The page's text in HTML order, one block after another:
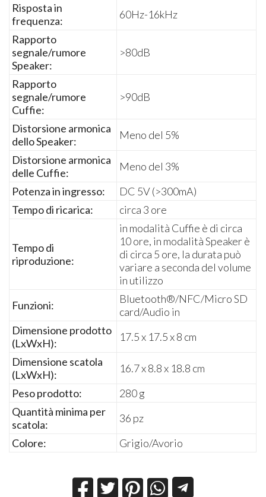
Risposta in
frequenza:
60Hz-16kHz
Rapporto
segnale/rumore
Speaker:
>80dB
Rapporto
segnale/rumore
Cuffie:
>90dB
Distorsione armonica
dello Speaker:
Meno del 5%
Distorsione armonica
delle Cuffie:
Meno del 3%
Potenza in ingresso:
DC 5V (>300mA)
Tempo di ricarica:
circa 3 ore
Tempo di
riproduzione:
in modalità Cuffie è di circa
10 ore, in modalità Speaker è
di circa 5 ore, la durata può
variare a seconda del volume
in utilizzo
Funzioni:
Bluetooth®/NFC/Micro SD
card/Audio in
Dimensione prodotto
(LxWxH):
17.5 x 17.5 x 8 cm
Dimensione scatola
(LxWxH):
16.7 x 8.8 x 18.8 cm
Peso prodotto:
280 g
Quantità minima per
scatola:
36 pz
Colore:
Grigio/Avorio